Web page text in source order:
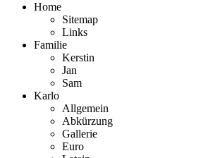
Home
Sitemap
Links
Familie
Kerstin
Jan
Sam
Karlo
Allgemein
Abkürzung
Gallerie
Euro